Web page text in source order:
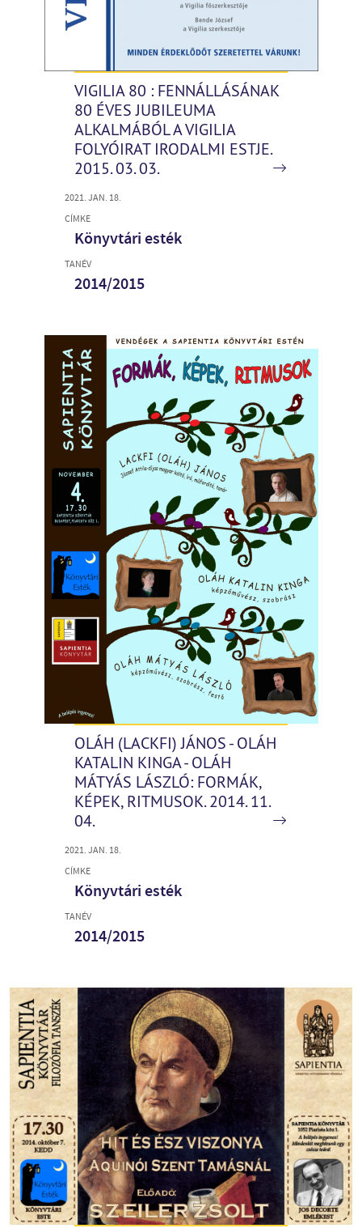
VIGILIA 80 : FENNÁLLÁSÁNAK
80 ÉVES JUBILEUMA
ALKALMÁBÓL A VIGILIA
FOLYÓIRAT IRODALMI ESTJE.
2015. 03. 03.
2021. JAN. 18.
CÍMKE
Könyvtári esték
TANÉV
2014/2015
OLÁH (LACKFI) JÁNOS - OLÁH
KATALIN KINGA - OLÁH
MÁTYÁS LÁSZLÓ: FORMÁK,
KÉPEK, RITMUSOK. 2014. 11.
04.
2021. JAN. 18.
CÍMKE
Könyvtári esték
TANÉV
2014/2015